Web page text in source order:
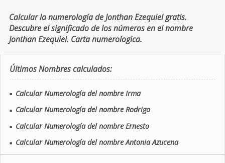
Calcular la numerología de Jonthan Ezequiel gratis.
Descubre el significado de los números en el nombre
Jonthan Ezequiel. Carta numerologica.
Últimos Nombres calculados:
■ Calcular Numerología del nombre Irma
■ Calcular Numerología del nombre Rodrigo
■ Calcular Numerología del nombre Ernesto
■ Calcular Numerología del nombre Antonia Azucena